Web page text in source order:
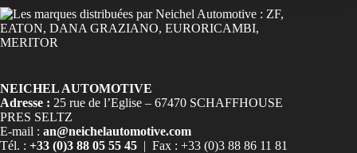
NEICHEL AUTOMOTIVE
Adresse : 25 rue de l’Eglise – 67470 SCHAFFHOUSE
PRES SELTZ
E-mail : an@neichelautomotive.com
Tél. : +33 (0)3 88 05 55 45 | Fax : +33 (0)3 88 86 11 81